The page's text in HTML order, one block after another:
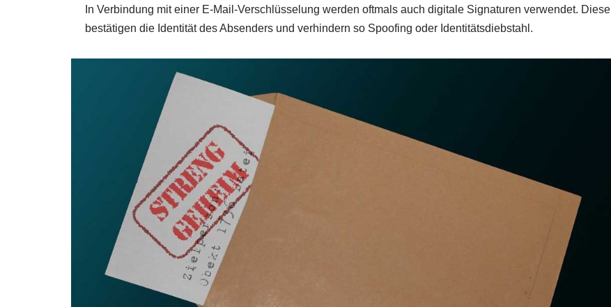
In Verbindung mit einer E-Mail-Verschlüsselung werden oftmals auch digitale Signaturen verwendet. Diese
bestätigen die Identität des Absenders und verhindern so Spoofing oder Identitätsdiebstahl.